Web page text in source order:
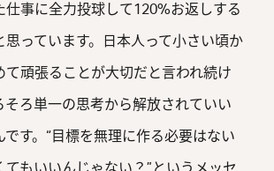
仕事に全力投球して120%お返しする
思っています。日本人って小さい頃か
て頑張ることが大切だと言われ続け
そろ単一の思考から解放されていい
です。“目標を無理に作る必要はない